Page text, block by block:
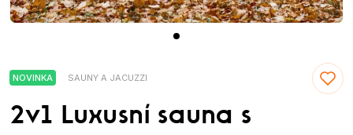
NOVINKA SAUNY A JACUZZI
2v1 Luxusní sauna s